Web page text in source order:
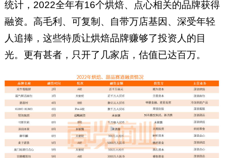
统计，2022全年有16个烘焙、点心相关的品牌获得
融资。高毛利、可复制、自带万店基因、深受年轻
人追捧，这些特质让烘焙品牌赚够了投资人的目
光。更有甚者，只开了几家店，估值已达百万。